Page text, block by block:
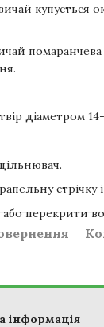
купується
діаметром
стрічку
перекрити
інформація